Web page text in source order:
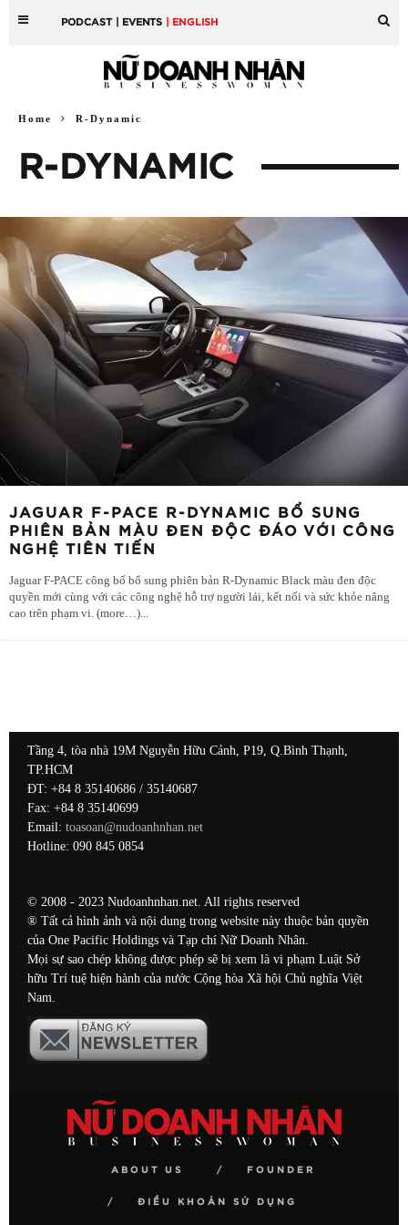
PODCAST | EVENTS | ENGLISH
Home R-Dynamic
R-DYNAMIC
JAGUAR F-PACE R-DYNAMIC BỔ SUNG
PHIÊN BẢN MÀU ĐEN ĐỘC ĐÁO VỚI CÔNG
NGHỆ TIÊN TIẾN
Jaguar F-PACE công bố bổ sung phiên bản R-Dynamic Black màu đen độc
quyền mới cùng với các công nghệ hỗ trợ người lái, kết nối và sức khỏe nâng
cao trên phạm vi. (more…)...
Tầng 4, tòa nhà 19M Nguyễn Hữu Cảnh, P19, Q.Bình Thạnh,
TP.HCM
ĐT: +84 8 35140686 / 35140687
Fax: +84 8 35140699
Email: toasoan@nudoanhnhan.net
Hotline: 090 845 0854
© 2008 - 2023 Nudoanhnhan.net. All rights reserved
® Tất cả hình ảnh và nội dung trong website này thuộc bản quyền
của One Pacific Holdings và Tạp chí Nữ Doanh Nhân.
Mọi sự sao chép không được phép sẽ bị xem là vi phạm Luật Sở
hữu Trí tuệ hiện hành của nước Cộng hòa Xã hội Chủ nghĩa Việt
Nam.
ABOUT US FOUNDER
ĐIỀU KHOẢN SỬ DỤNG